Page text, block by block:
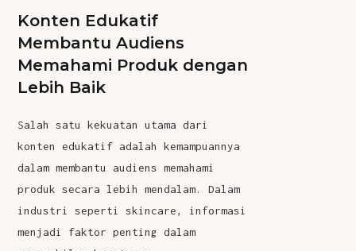
Konten Edukatif
Membantu Audiens
Memahami Produk dengan
Lebih Baik
Salah satu kekuatan utama dari
konten edukatif adalah kemampuannya
dalam membantu audiens memahami
produk secara lebih mendalam. Dalam
industri seperti skincare, informasi
menjadi faktor penting dalam